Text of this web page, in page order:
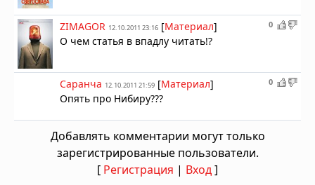
0
ZIMAGOR 12.10.2011 23:16 [Материал]
О чем статья в впадлу читать!?
0
Саранча 12.10.2011 21:59 [Материал]
Опять про Нибиру???
Добавлять комментарии могут только
зарегистрированные пользователи.
[ Регистрация | Вход]